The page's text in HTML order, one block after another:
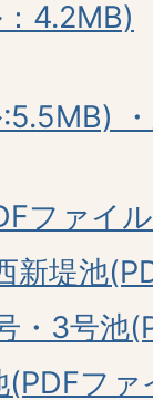
4.2MB)
ファイ
新堤池
・3号池
(PDFフ